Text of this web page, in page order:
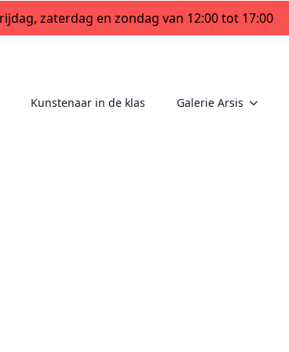
zaterdag en zondag van 12:00 tot 17:00
Kunstenaar in de klas Galerie Arsis